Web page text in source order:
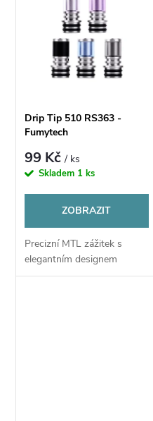
Drip Tip 510 RS363 -
Fumytech
99 Kč/ ks
Skladem 1 ks
ZOBRAZIT
Precizní MTL zážitek s
elegantním designem